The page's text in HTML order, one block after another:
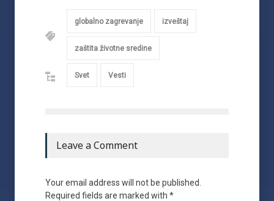
globalno zagrevanje izveštaj
zaštita životne sredine
Svet Vesti
Leave a Comment
Your email address will not be published.
Required fields are marked with *